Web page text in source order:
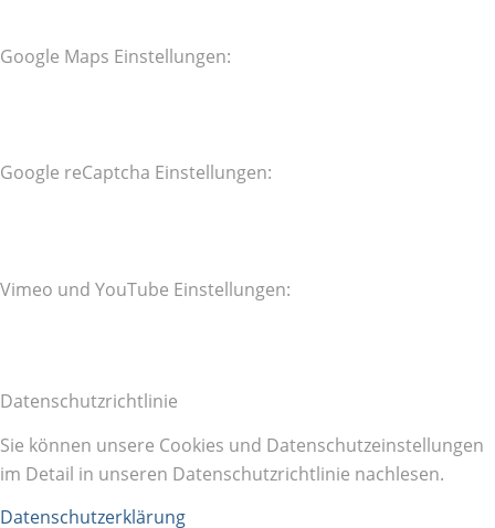
Google Maps Einstellungen:
Google reCaptcha Einstellungen:
Vimeo und YouTube Einstellungen:
Datenschutzrichtlinie
Sie können unsere Cookies und Datenschutzeinstellungen
im Detail in unseren Datenschutzrichtlinie nachlesen.
Datenschutzerklärung